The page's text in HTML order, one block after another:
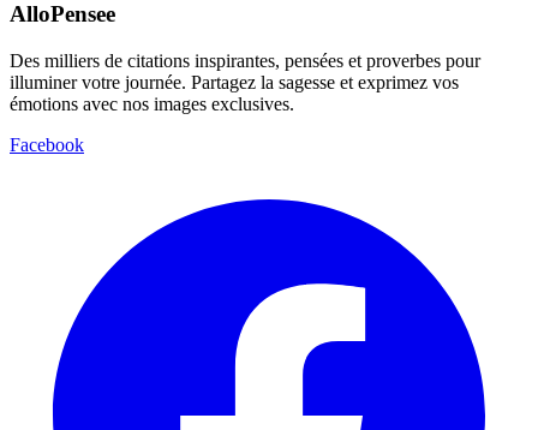
AlloPensee
Des milliers de citations inspirantes, pensées et proverbes pour
illuminer votre journée. Partagez la sagesse et exprimez vos
émotions avec nos images exclusives.
Facebook